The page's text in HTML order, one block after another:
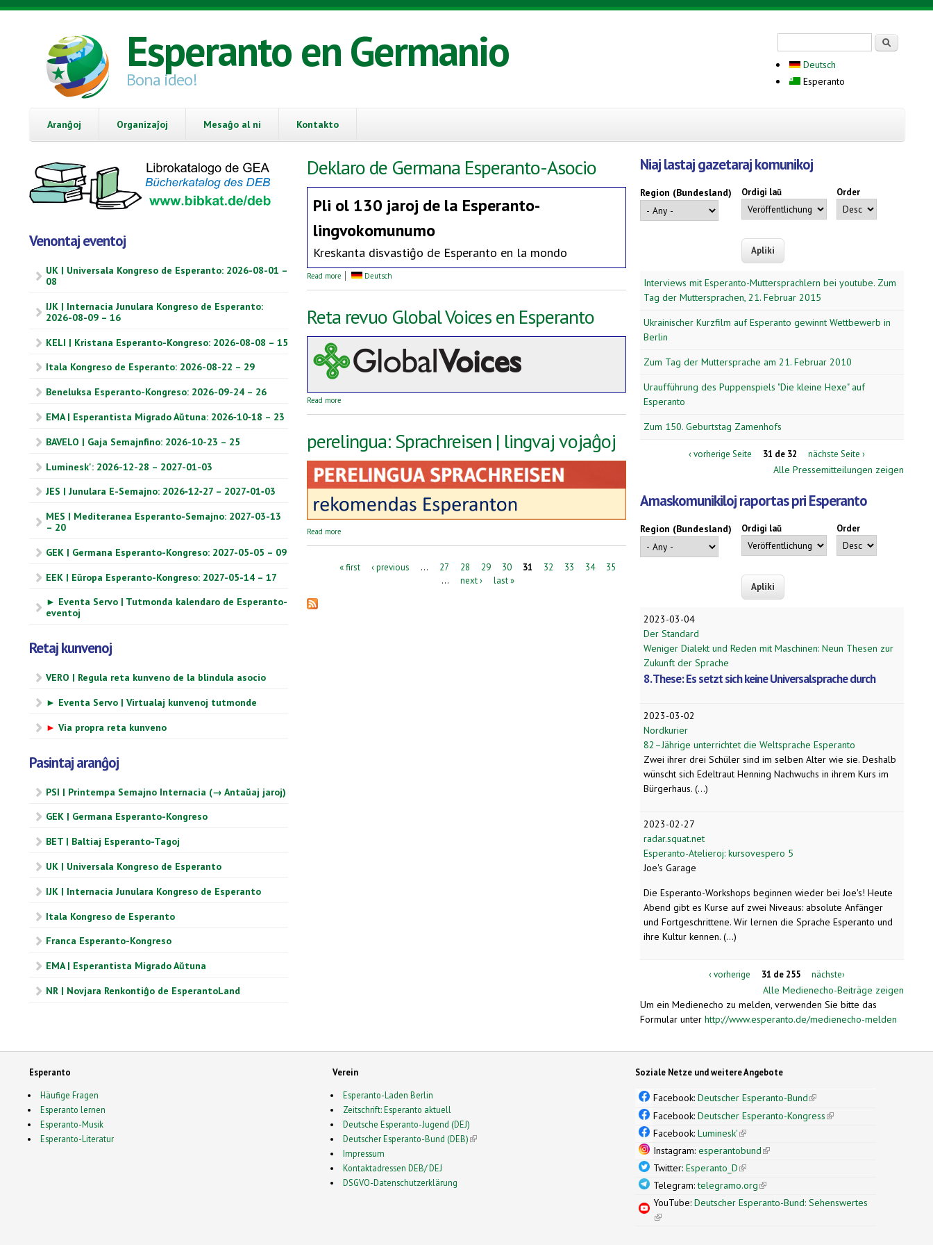
Skip to main content
Esperanto en Germanio
Bona ideo!
Deutsch
Esperanto
Aranĝoj Organizaĵoj Mesaĝo al ni Kontakto
Venontaj eventoj
UK | Universala Kongreso de Esperanto: 2026-08-01 –
08
IJK | Internacia Junulara Kongreso de Esperanto:
2026-08-09 – 16
KELI | Kristana Esperanto-Kongreso: 2026-08-08 – 15
Itala Kongreso de Esperanto: 2026-08-22 – 29
Beneluksa Esperanto-Kongreso: 2026-09-24 – 26
EMA | Esperantista Migrado Aŭtuna: 2026‑10‑18 – 23
BAVELO | Gaja Semajnfino: 2026-10-23 – 25
Luminesk': 2026-12-28 – 2027-01-03
JES | Junulara E-Semajno: 2026‑12‑27 – 2027‑01‑03
MES | Mediteranea Esperanto-Semajno: 2027-03-13
– 20
GEK | Germana Esperanto-Kongreso: 2027-05-05 – 09
EEK | Eŭropa Esperanto-Kongreso: 2027-05-14 – 17
► Eventa Servo | Tutmonda kalendaro de Esperanto-
eventoj
Retaj kunvenoj
VERO | Regula reta kunveno de la blindula asocio
► Eventa Servo | Virtualaj kunvenoj tutmonde
► Via propra reta kunveno
Pasintaj aranĝoj
PSI | Printempa Semajno Internacia (→ Antaŭaj jaroj)
GEK | Germana Esperanto-Kongreso
BET | Baltiaj Esperanto-Tagoj
UK | Universala Kongreso de Esperanto
IJK | Internacia Junulara Kongreso de Esperanto
Itala Kongreso de Esperanto
Franca Esperanto-Kongreso
EMA | Esperantista Migrado Aŭtuna
NR | Novjara Renkontiĝo de EsperantoLand
Deklaro de Germana Esperanto-Asocio
Pli ol 130 jaroj de la Esperanto-
lingvokomunumo
Kreskanta disvastiĝo de Esperanto en la mondo
Read more about Deklaro de Germana Esperanto-Asocio
Deutsch
Reta revuo Global Voices en Esperanto
Read more
perelingua: Sprachreisen | lingvaj vojaĝoj
Read more
Pages« first ‹ previous … 27 28 29 30 31 32 33 34
35
…
next › last »
Niaj lastaj gazetaraj komunikoj
Region (Bundesland) Ordigi laŭ Order
Interviews mit Esperanto-Muttersprachlern bei youtube. Zum
Tag der Muttersprachen, 21. Februar 2015
Ukrainischer Kurzfilm auf Esperanto gewinnt Wettbewerb in
Berlin
Zum Tag der Muttersprache am 21. Februar 2010
Uraufführung des Puppenspiels "Die kleine Hexe" auf
Esperanto
Zum 150. Geburtstag Zamenhofs
‹ vorherige Seite 31 de 32 nächste Seite ›
Alle Pressemitteilungen zeigen
Amaskomunikiloj raportas pri Esperanto
Region (Bundesland) Ordigi laŭ Order
2023-03-04
Der Standard
Weniger Dialekt und Reden mit Maschinen: Neun Thesen zur
Zukunft der Sprache
8. These: Es setzt sich keine Universalsprache durch
2023-03-02
Nordkurier
82–Jährige unterrichtet die Weltsprache Esperanto
Zwei ihrer drei Schüler sind im selben Alter wie sie. Deshalb
wünscht sich Edeltraut Henning Nachwuchs in ihrem Kurs im
Bürgerhaus. (...)
2023-02-27
radar.squat.net
Esperanto-Atelieroj: kursovespero 5
Joe's Garage
Die Esperanto-Workshops beginnen wieder bei Joe's! Heute
Abend gibt es Kurse auf zwei Niveaus: absolute Anfänger
und Fortgeschrittene. Wir lernen die Sprache Esperanto und
ihre Kultur kennen. (...)
‹ vorherige 31 de 255 nächste›
Alle Medienecho-Beiträge zeigen
Um ein Medienecho zu melden, verwenden Sie bitte das
Formular unter http://www.esperanto.de/medienecho-melden
Esperanto
Häufige Fragen
Esperanto lernen
Esperanto-Musik
Esperanto-Literatur
Verein
Esperanto-Laden Berlin
Zeitschrift: Esperanto aktuell
Deutsche Esperanto-Jugend (DEJ)
Deutscher Esperanto-Bund (DEB)(link is external)
Impressum
Kontaktadressen DEB/ DEJ
DSGVO-Datenschutzerklärung
Soziale Netze und weitere Angebote
Facebook:Deutscher Esperanto-Bund(link is external)
Facebook:Deutscher Esperanto-Kongress(link is external)
Facebook:Luminesk'(link is external)
Instagram:esperantobund(link is external)
Twitter:Esperanto_D(link is external)
Telegram:telegramo.org(link is external)
YouTube:Deutscher Esperanto-Bund: Sehenswertes
(link is external)